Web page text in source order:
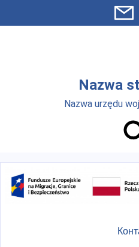
Перейти до основного вмісту
Nazwa
Nazwa urzędu